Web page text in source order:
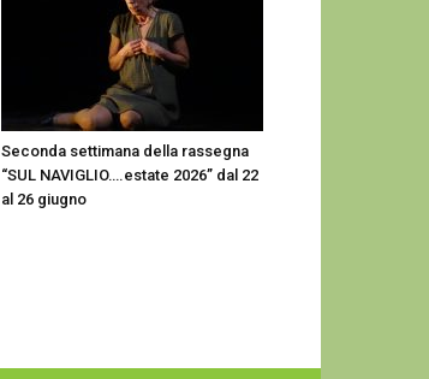
Seconda settimana della rassegna
“SUL NAVIGLIO….estate 2026” dal 22
al 26 giugno